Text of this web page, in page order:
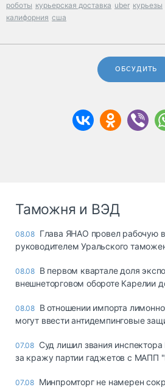
роботы курьерская доставка uber курьезы
калифорния сша
ОБСУДИТЬ
Таможня и ВЭД
08.08 Глава ЯНАО провел рабочую
руководителем Уральского
08.08 В первом квартале доля
внешнеторговом обороте Карелии
08.08 В отношении импорта
могут ввести антидемпинговые
07.08 Суд лишил звания
за кражу партии гаджетов с МАПП
07.08 Минпромторг не намерен